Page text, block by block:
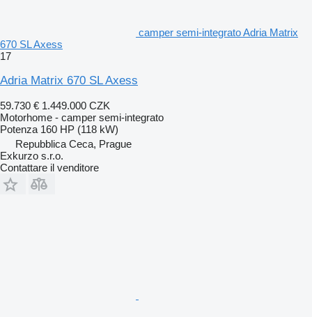
camper semi-integrato Adria Matrix
670 SL Axess
17
Adria Matrix 670 SL Axess
59.730 € 1.449.000 CZK
Motorhome - camper semi-integrato
Potenza 160 HP (118 kW)
Repubblica Ceca, Prague
Exkurzo s.r.o.
Contattare il venditore